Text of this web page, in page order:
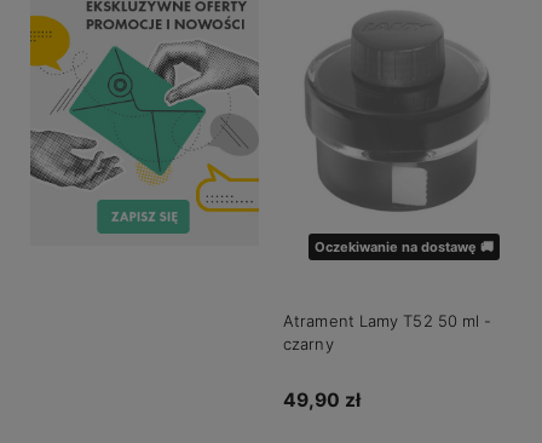
Oczekiwanie na dostawę 🚚
Atrament Lamy T52 50 ml -
czarny
49,90 zł